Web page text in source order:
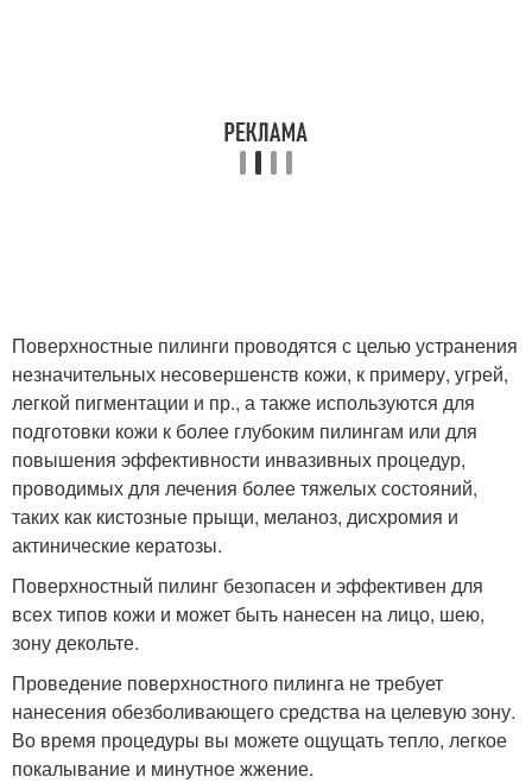
Поверхностные пилинги проводятся с целью устранения
незначительных несовершенств кожи, к примеру, угрей,
легкой пигментации и пр., а также используются для
подготовки кожи к более глубоким пилингам или для
повышения эффективности инвазивных процедур,
проводимых для лечения более тяжелых состояний,
таких как кистозные прыщи, меланоз, дисхромия и
актинические кератозы.
Поверхностный пилинг безопасен и эффективен для
всех типов кожи и может быть нанесен на лицо, шею,
зону декольте.
Проведение поверхностного пилинга не требует
нанесения обезболивающего средства на целевую зону.
Во время процедуры вы можете ощущать тепло, легкое
покалывание и минутное жжение.